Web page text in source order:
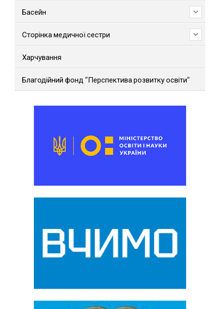
Басейн
Сторінка медичної сестри
Харчування
Благодійний фонд “Перспектива розвитку освіти”